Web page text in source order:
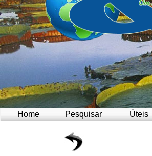
Home Pesquisar Úteis